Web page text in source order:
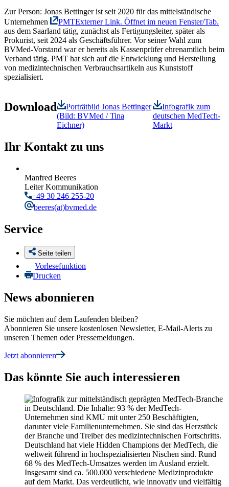
Zur Person: Jonas Bettinger ist seit 2020 für das mittelständische
Unternehmen
PMTExterner Link. Öffnet im neuen Fenster/Tab.
aus dem Saarland tätig, zunächst als Fertigungsleiter, später als
Prokurist, seit 2024 als Geschäftsführer. Vor seiner Wahl zum
BVMed-Vorstand war er bereits als Kassenprüfer ehrenamtlich beim
Verband tätig. PMT hat sich auf die Entwicklung und Herstellung
von medizintechnischen Verbrauchsartikeln aus Kunststoff
spezialisiert.
Download
Porträtbild Jonas Bettinger
(Bild: BVMed / Tina
Eichner)
Infografik zum
deutschen MedTech-
Markt
Ihr Kontakt zu uns
Manfred Beeres
Leiter Kommunikation
+49 30 246 255-20
beeres(at)bvmed.de
Service
Seite teilen
Vorlesefunktion
Drucken
News abonnieren
Sie möchten auf dem Laufenden bleiben?
Abonnieren Sie unsere kostenlosen Newsletter, E-Mail-Alerts zu
unseren Themen oder Pressemeldungen.
Jetzt abonnieren
Das könnte Sie auch interessieren